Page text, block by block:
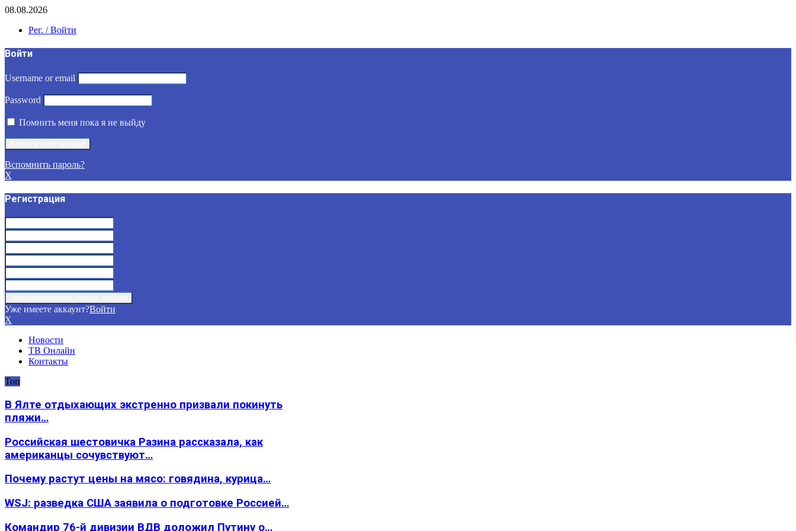
08.08.2026
Рег. / Войти
Войти
Username or email
Password
Помнить меня пока я не выйду
Вспомнить пароль?
X
Регистрация
Уже имеете аккаунт?Войти
X
Новости
ТВ Онлайн
Контакты
Топ
В Ялте отдыхающих экстренно призвали покинуть
пляжи…
Российская шестовичка Разина рассказала, как
американцы сочувствуют…
Почему растут цены на мясо: говядина, курица…
WSJ: разведка США заявила о подготовке Россией…
Командир 76-й дивизии ВДВ доложил Путину о…